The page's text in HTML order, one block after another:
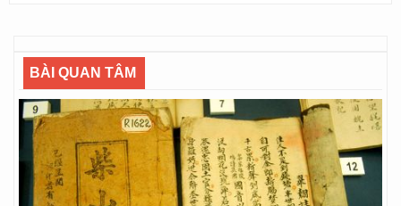
BÀI QUAN TÂM